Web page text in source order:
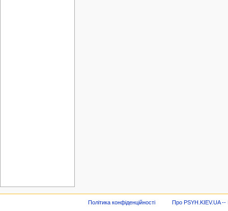
Політика конфіденційності Про PSYH.KIEV.UA --